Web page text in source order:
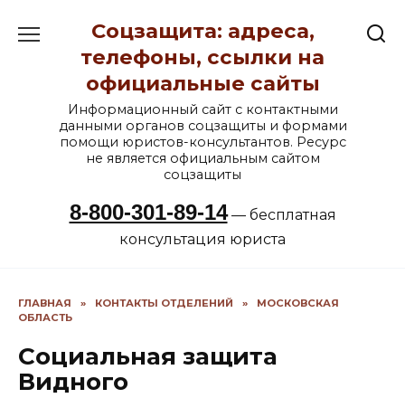
содержанию
Соцзащита: адреса,
телефоны, ссылки на
официальные сайты
Информационный сайт с контактными
данными органов соцзащиты и формами
помощи юристов-консультантов. Ресурс
не является официальным сайтом
соцзащиты
8-800-301-89-14— бесплатная
консультация юриста
ГЛАВНАЯ » КОНТАКТЫ ОТДЕЛЕНИЙ »
МОСКОВСКАЯ
ОБЛАСТЬ
Социальная защита
Видного